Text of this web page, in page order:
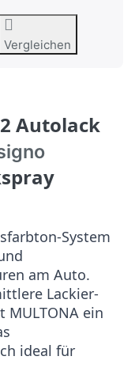
Vergleichen
Autolack
System
am Auto.
Lackier-
ein
ideal für